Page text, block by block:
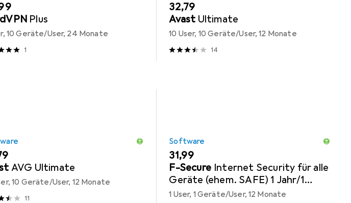
Plus
10 Geräte/User, 24 Monate
1
EUR
32,79
Avast Ultimate
10 User, 10 Geräte/User, 12 Monate
14
AVG Ultimate
10 Geräte/User, 12 Monate
11
Software
EUR
31,99
F-Secure Internet Security für alle
Geräte (ehem. SAFE) 1 Jahr/1
Gerät Download
1 User, 1 Geräte/User, 12 Monate